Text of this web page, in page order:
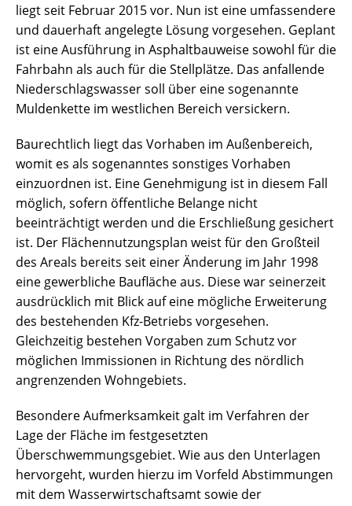
liegt seit Februar 2015 vor. Nun ist eine umfassendere
und dauerhaft angelegte Lösung vorgesehen. Geplant
ist eine Ausführung in Asphaltbauweise sowohl für die
Fahrbahn als auch für die Stellplätze. Das anfallende
Niederschlagswasser soll über eine sogenannte
Muldenkette im westlichen Bereich versickern.
Baurechtlich liegt das Vorhaben im Außenbereich,
womit es als sogenanntes sonstiges Vorhaben
einzuordnen ist. Eine Genehmigung ist in diesem Fall
möglich, sofern öffentliche Belange nicht
beeinträchtigt werden und die Erschließung gesichert
ist. Der Flächennutzungsplan weist für den Großteil
des Areals bereits seit einer Änderung im Jahr 1998
eine gewerbliche Baufläche aus. Diese war seinerzeit
ausdrücklich mit Blick auf eine mögliche Erweiterung
des bestehenden Kfz-Betriebs vorgesehen.
Gleichzeitig bestehen Vorgaben zum Schutz vor
möglichen Immissionen in Richtung des nördlich
angrenzenden Wohngebiets.
Besondere Aufmerksamkeit galt im Verfahren der
Lage der Fläche im festgesetzten
Überschwemmungsgebiet. Wie aus den Unterlagen
hervorgeht, wurden hierzu im Vorfeld Abstimmungen
mit dem Wasserwirtschaftsamt sowie der